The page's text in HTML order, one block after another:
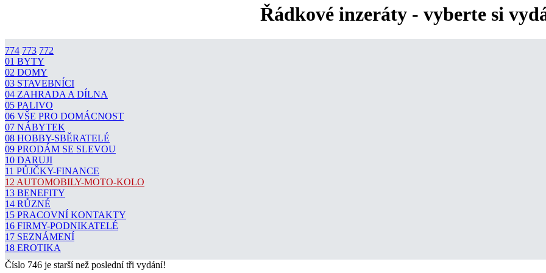
Řádkové inzeráty - vyberte si
774 773 772
01 BYTY
02 DOMY
03 STAVEBNÍCI
04 ZAHRADA A DÍLNA
05 PALIVO
06 VŠE PRO DOMÁCNOST
07 NÁBYTEK
08 HOBBY-SBĚRATELÉ
09 PRODÁM SE SLEVOU
10 DARUJI
11 PŮJČKY-FINANCE
12 AUTOMOBILY-MOTO-KOLO
13 BENEFITY
14 RŮZNÉ
15 PRACOVNÍ KONTAKTY
16 FIRMY-PODNIKATELÉ
17 SEZNÁMENÍ
18 EROTIKA
Číslo 746 je starší než poslední tři vydání!